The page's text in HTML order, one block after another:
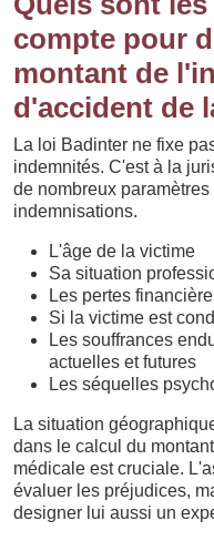
compte pour
montant de
d'accident de
La loi Badinter ne fixe
indemnités. C'est à la
de nombreux
indemnisations.
L'âge de la victime
Sa situation
Les pertes
Si la victime est
Les souffrances
actuelles et futures
Les séquelles
La situation
dans le calcul du
médicale est cruciale.
évaluer les préjudices,
designer lui aussi un